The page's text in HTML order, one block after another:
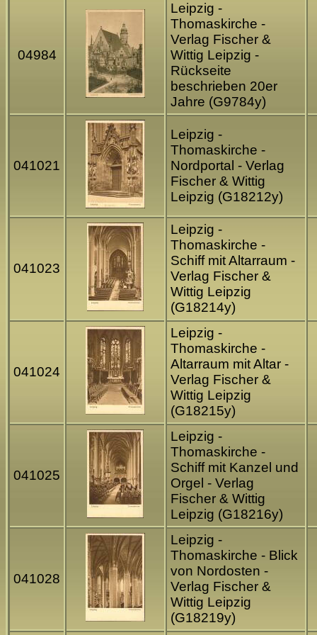
04984
Leipzig -
Thomaskirche -
Verlag Fischer &
Wittig Leipzig -
Rückseite
beschrieben 20er
Jahre (G9784y)
041021
Leipzig -
Thomaskirche -
Nordportal - Verlag
Fischer & Wittig
Leipzig (G18212y)
041023
Leipzig -
Thomaskirche -
Schiff mit Altarraum -
Verlag Fischer &
Wittig Leipzig
(G18214y)
041024
Leipzig -
Thomaskirche -
Altarraum mit Altar -
Verlag Fischer &
Wittig Leipzig
(G18215y)
041025
Leipzig -
Thomaskirche -
Schiff mit Kanzel und
Orgel - Verlag
Fischer & Wittig
Leipzig (G18216y)
041028
Leipzig -
Thomaskirche - Blick
von Nordosten -
Verlag Fischer &
Wittig Leipzig
(G18219y)